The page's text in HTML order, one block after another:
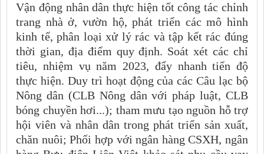
Vận động nhân dân thực hiện tốt công tác chỉnh
trang nhà ở, vườn hộ, phát triển các mô hình
kinh tế, phân loại xử lý rác và tập kết rác đúng
thời gian, địa điểm quy định. Soát xét các chỉ
tiêu, nhiệm vụ năm 2023, đẩy nhanh tiến độ
thực hiện. Duy trì hoạt động của các Câu lạc bộ
Nông dân (CLB Nông dân với pháp luật, CLB
bóng chuyền hơi...); tham mưu tạo nguồn hỗ trợ
hội viên và nhân dân trong phát triển sản xuất,
chăn nuôi; Phối hợp với ngân hàng CSXH, ngân